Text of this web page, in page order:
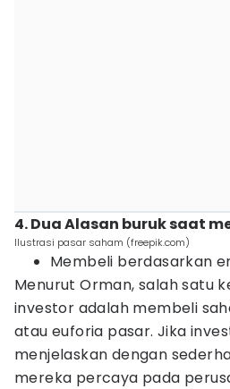
4. Dua Alasan buruk saat
Ilustrasi pasar saham (freepik.com)
Membeli berdasarkan
Menurut Orman, salah satu
investor adalah membeli
atau euforia pasar. Jika
menjelaskan dengan
mereka percaya pada